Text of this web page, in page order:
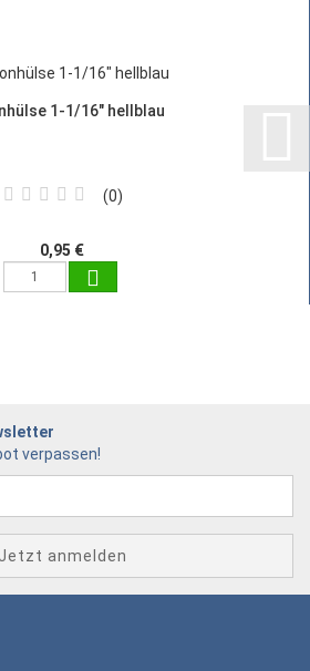
1-1/16" hellblau
0
0,95 €
verpassen!